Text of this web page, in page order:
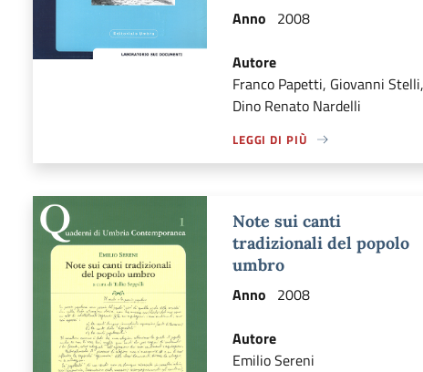
Anno 2008
Autore
Franco Papetti, Giovanni Stelli,
Dino Renato Nardelli
LEGGI DI PIÙ
A PROPOSITO DI LEGGI DI PIÙ
Note sui canti
tradizionali del popolo
umbro
Anno 2008
Autore
Emilio Sereni